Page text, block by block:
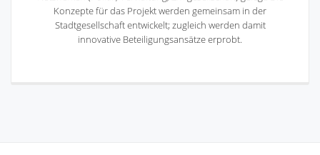
Konzepte für das Projekt werden gemeinsam in der
Stadtgesellschaft entwickelt; zugleich werden damit
innovative Beteiligungsansätze erprobt.